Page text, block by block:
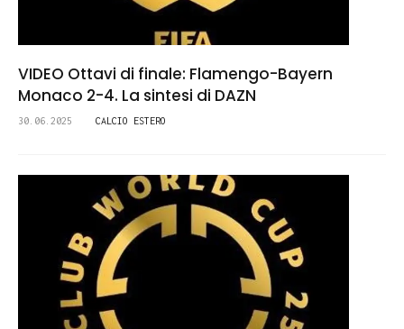
VIDEO Ottavi di finale: Flamengo-Bayern
Monaco 2-4. La sintesi di DAZN
30.06.2025 CALCIO ESTERO